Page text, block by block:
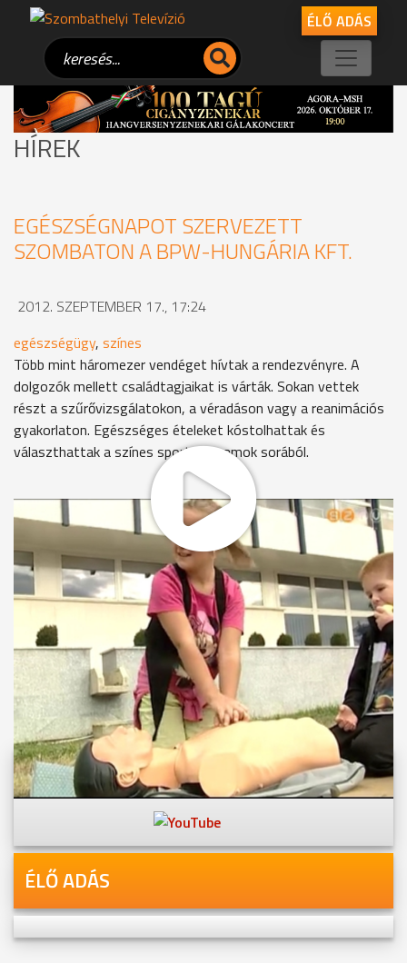
ÉLŐ ADÁS
HÍREK
EGÉSZSÉGNAPOT SZERVEZETT
SZOMBATON A BPW-HUNGÁRIA KFT.
2012. SZEPTEMBER 17., 17:24
egészségügy, színes
Több mint háromezer vendéget hívtak a rendezvényre. A
dolgozók mellett családtagjaikat is várták. Sokan vettek
részt a szűrővizsgálatokon, a véradáson vagy a reanimációs
gyakorlaton. Egészséges ételeket kóstolhattak és
választhattak a színes sportprogramok sorából.
MEGOSZTÁS
Videóink megtekinthetőek
Youtube-csatornánkon is!
ÉLŐ ADÁS